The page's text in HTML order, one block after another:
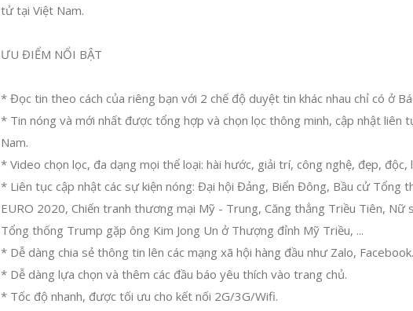
tử tại Việt Nam.
ƯU ĐIỂM NỔI BẬT
* Đọc tin theo cách của riêng bạn với 2 chế độ duyệt tin khác nhau chỉ có ở
* Tin nóng và mới nhất được tổng hợp và chọn lọc thông minh, cập nhật liên
Nam.
* Video chọn lọc, đa dạng mọi thể loại: hài hước, giải trí, công nghệ, đẹp, độc,
* Liên tục cập nhật các sự kiện nóng: Đại hội Đảng, Biển Đông, Bầu cử Tổng
EURO 2020, Chiến tranh thương mại Mỹ - Trung, Căng thẳng Triều Tiên, Nữ
Tổng thống Trump gặp ông Kim Jong Un ở Thượng đỉnh Mỹ Triều, ...
* Dễ dàng chia sẻ thông tin lên các mạng xã hội hàng đầu như Zalo, Facebook.
* Dễ dàng lựa chọn và thêm các đầu báo yêu thích vào trang chủ.
* Tốc độ nhanh, được tối ưu cho kết nối 2G/3G/Wifi.